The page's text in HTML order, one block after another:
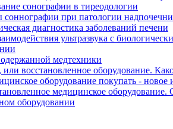
сонографии в тиреодологии
соннографии при патологии
диагностика заболеваний печени
ультразвука с
медтехники
или восстановленное оборудование.
оборудование покупать - новое
медицинское оборудование.
оборудовании